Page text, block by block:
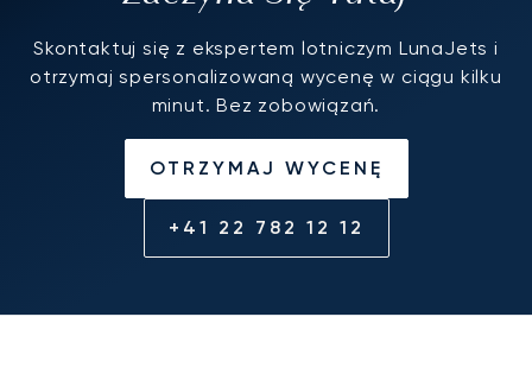
Skontaktuj się z ekspertem lotniczym LunaJets i
otrzymaj spersonalizowaną wycenę w ciągu kilku
minut. Bez zobowiązań.
OTRZYMAJ WYCENĘ
+41 22 782 12 12